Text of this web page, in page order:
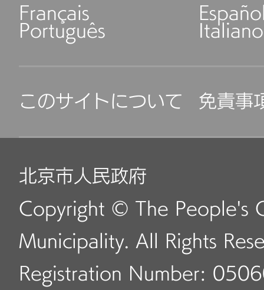
Français
Português Italiano
このサイトについて 免責事
北京市人民政府
Copyright © The People's
Municipality. All Rights
Registration Number: